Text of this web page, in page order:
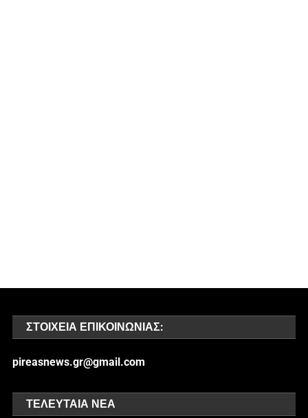
ΣΤΟΙΧΕΊΑ ΕΠΙΚΟΙΝΩΝΊΑΣ:
pireasnews.gr@gmail.com
ΤΕΛΕΥΤΑΊΑ ΝΈΑ